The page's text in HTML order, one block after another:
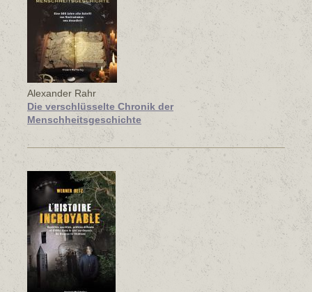
Alexander Rahr
Die verschlüsselte Chronik der
Menschheitsgeschichte